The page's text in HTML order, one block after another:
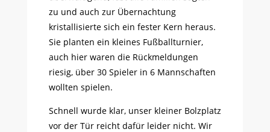
zu und auch zur Übernachtung
kristallisierte sich ein fester Kern heraus.
Sie planten ein kleines Fußballturnier,
auch hier waren die Rückmeldungen
riesig, über 30 Spieler in 6 Mannschaften
wollten spielen.
Schnell wurde klar, unser kleiner Bolzplatz
vor der Tür reicht dafür leider nicht. Wir